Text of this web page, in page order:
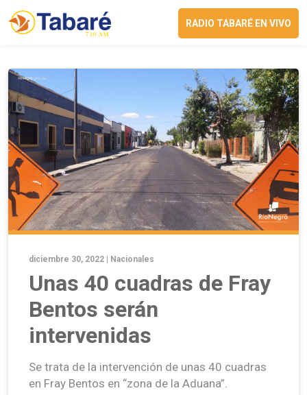
RADIO TABARÉ EN VIVO
diciembre 30, 2022 | Nacionales
Unas 40 cuadras de Fray
Bentos serán
intervenidas
Se trata de la intervención de unas 40 cuadras
en Fray Bentos en “zona de la Aduana”.